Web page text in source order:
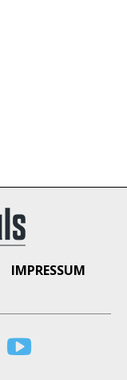
IMPRESSUM